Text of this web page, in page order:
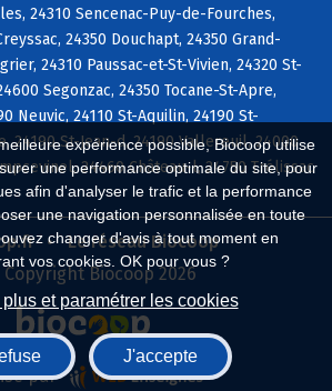
expérience possible, Biocoop utilise
une performance optimale du site, pour
afin d'analyser le trafic et la performance
une navigation personnalisée en toute
changer d'avis à tout moment en
vos cookies. OK pour vous ?
et paramétrer les cookies
J'accepte
24310 Sencenac-Puy-de-Fourches,
24350 Douchapt, 24350 Grand-
24310 Paussac-et-St-Vivien, 24320 St-
Segonzac, 24350 Tocane-St-Apre,
Neuvic, 24110 St-Aquilin, 24190 St-
24190 St-Jean-d, 24190 Vallereuil, 24000
24460 Château-l, 24750 Trélissac
Le réseau Biocoop
Copyright Biocoop 2026
par